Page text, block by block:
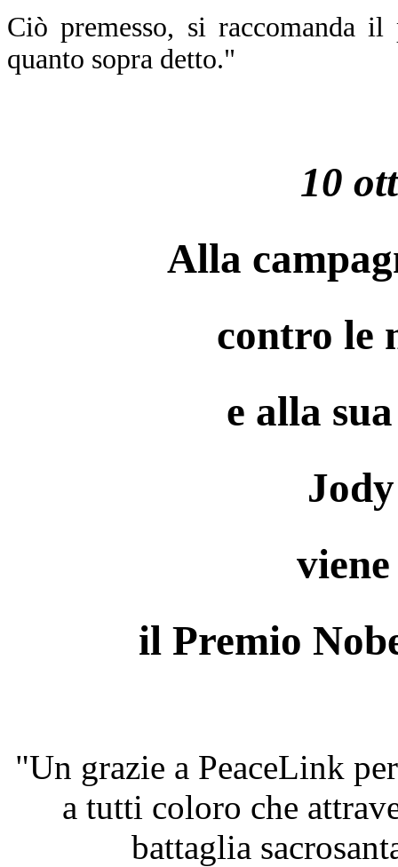
Ciò premesso, si raccomanda
quanto sopra detto."
10
Alla
contro le
e alla
il Premio
"Un grazie a PeaceLink
a tutti coloro che
battaglia